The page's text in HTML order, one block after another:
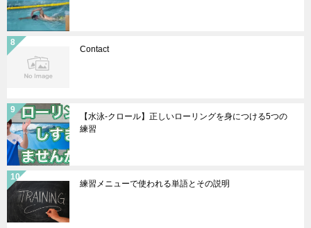
Contact
【水泳-クロール】正しいローリングを身につける5つの
練習
練習メニューで使われる単語とその説明